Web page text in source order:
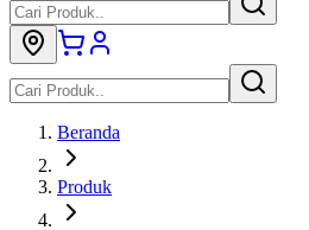
Beranda
Produk